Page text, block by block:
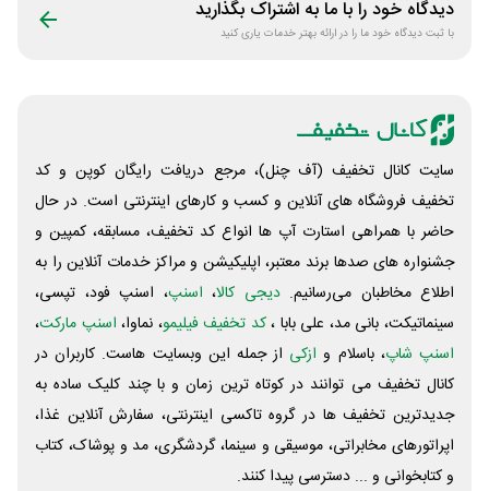
دیدگاه خود را با ما به اشتراک بگذارید
با ثبت دیدگاه خود ما را در ارائه بهتر خدمات یاری کنید
سایت کانال تخفیف (آف چنل)، مرجع دریافت رایگان کوپن و کد
تخفیف فروشگاه های آنلاین و کسب و‌ کارهای اینترنتی است. در حال
حاضر با همراهی استارت آپ ها انواع کد تخفیف، مسابقه، کمپین و
جشنواره های صدها برند معتبر، اپلیکیشن و مراکز خدمات آنلاین را به
اطلاع مخاطبان می‌رسانیم. دیجی کالا، اسنپ، اسنپ فود، تپسی،
سینماتیکت، بانی مد، علی‌ بابا ،کد تخفیف فیلیمو، نماوا، اسنپ مارکت،
اسنپ شاپ، باسلام و ازکی از جمله این وبسایت ‌هاست. کاربران در
کانال تخفیف می توانند در کوتاه ترین زمان و با چند کلیک ساده به
جدیدترین تخفیف ها در گروه تاکسی اینترنتی، سفارش آنلاین غذا،
اپراتورهای مخابراتی، موسیقی و سینما، گردشگری، مد و پوشاک، کتاب
و کتابخوانی و ... دسترسی پیدا کنند.